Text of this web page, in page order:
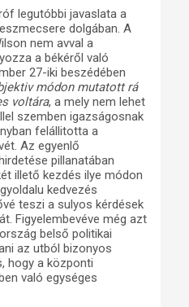
legutóbbi javaslata a
dolgában. A
nem avval a
a békéről való
27-iki beszédében
módon mutatott rá
voltára, a mely nem lehet
szemben igazságosnak
felállitotta a
Az egyenlő
pillanatában
illető kezdés ilye módon
kedvezés
teszi a sulyos kérdések
Figyelembevéve még azt
belső politikai
az utból bizonyos
hogy a központi
való egységes